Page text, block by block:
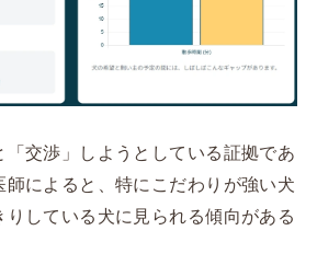
「交渉」しようとしている証拠であ
師によると、特にこだわりが強い犬
している犬に見られる傾向がある